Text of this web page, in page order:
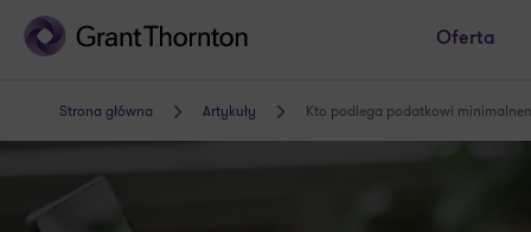
Oferta
Strona główna Artykuły Kto podlega podatkowi